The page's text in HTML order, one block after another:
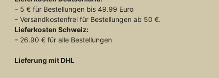
– 5 € für Bestellungen bis 49.99 Euro
– Versandkostenfrei für Bestellungen ab 50 €.
Lieferkosten Schweiz:
– 26.90 € für alle Bestellungen
Lieferung mit DHL